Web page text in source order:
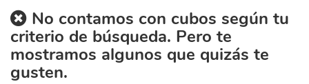
No contamos con cubos según tu
criterio de búsqueda. Pero te
mostramos algunos que quizás te
gusten.